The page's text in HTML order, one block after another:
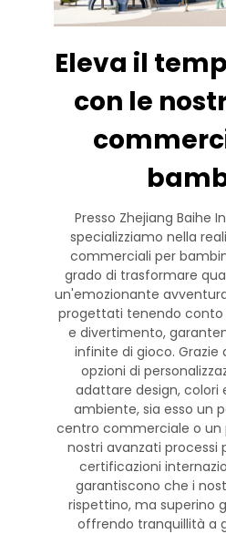
Eleva il
con le
Presso Zhejiang Baihe
specializziamo nella
commerciali per
grado di trasformare
un'emozionante
progettati tenendo conto
e divertimento,
infinite di gioco. Grazie
opzioni di
adattare design, colori
ambiente, sia esso un
centro commerciale o un
nostri avanzati processi
certificazioni
garantiscono che i
rispettino, ma superino
offrendo tranquillità a